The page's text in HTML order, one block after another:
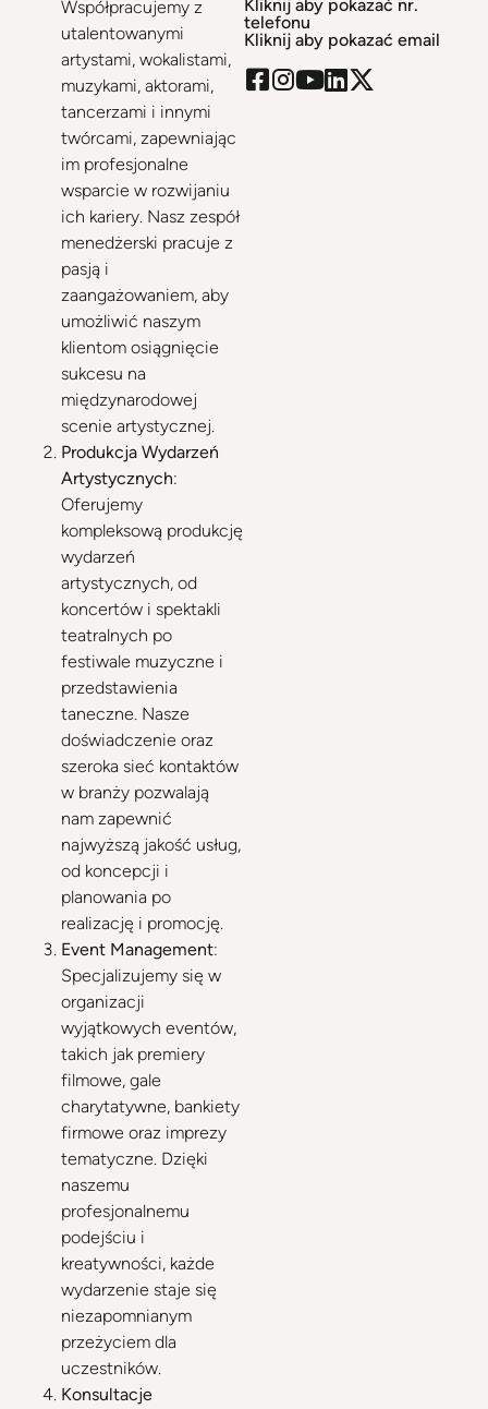
Współpracujemy z
utalentowanymi
artystami, wokalistami,
muzykami, aktorami,
tancerzami i innymi
twórcami, zapewniając
im profesjonalne
wsparcie w rozwijaniu
ich kariery. Nasz zespół
menedżerski pracuje z
pasją i
zaangażowaniem, aby
umożliwić naszym
klientom osiągnięcie
sukcesu na
międzynarodowej
scenie artystycznej.
Produkcja Wydarzeń
Artystycznych:
Oferujemy
kompleksową produkcję
wydarzeń
artystycznych, od
koncertów i spektakli
teatralnych po
festiwale muzyczne i
przedstawienia
taneczne. Nasze
doświadczenie oraz
szeroka sieć kontaktów
w branży pozwalają
nam zapewnić
najwyższą jakość usług,
od koncepcji i
planowania po
realizację i promocję.
Event Management:
Specjalizujemy się w
organizacji
wyjątkowych eventów,
takich jak premiery
filmowe, gale
charytatywne, bankiety
firmowe oraz imprezy
tematyczne. Dzięki
naszemu
profesjonalnemu
podejściu i
kreatywności, każde
wydarzenie staje się
niezapomnianym
przeżyciem dla
uczestników.
Konsultacje
Kliknij aby pokazać nr.
telefonu
Kliknij aby pokazać email